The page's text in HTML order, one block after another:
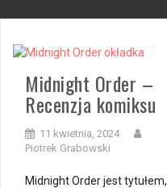
Midnight Order –
Recenzja komiksu
11 kwietnia, 2024
Piotrek Grabowski
Midnight Order jest tytułem,